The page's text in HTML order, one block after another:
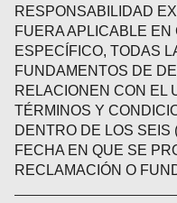
RESPONSABILIDAD
FUERA APLICABLE
ESPECÍFICO, TODAS
FUNDAMENTOS DE
RELACIONEN CON EL
TÉRMINOS Y
DENTRO DE LOS SEIS
FECHA EN QUE SE
RECLAMACIÓN O